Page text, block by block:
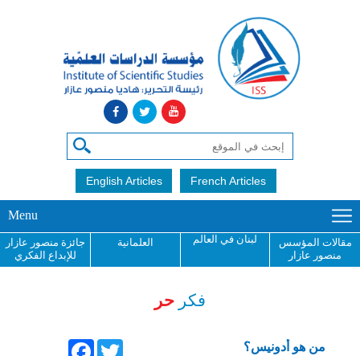
English Articles French Articles
Menu
مقالات المؤسس
منصور عازار
لبنان في العالم العلمانية
جائزة منصور عازار
للإبداع الفكري
فكر حر
FacebookTwitter من هو أدونيس؟